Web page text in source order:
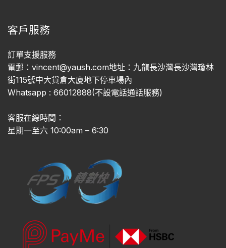
客戶服務
訂單支援服務
電郵：vincent@yaush.com地址：九龍長沙灣長沙灣瓊林
街115號中大貨倉大廈地下停車場內
Whatsapp : 66012888(不設電話通話服務)
客服在線時間：
星期一至六 10:00am – 6:30